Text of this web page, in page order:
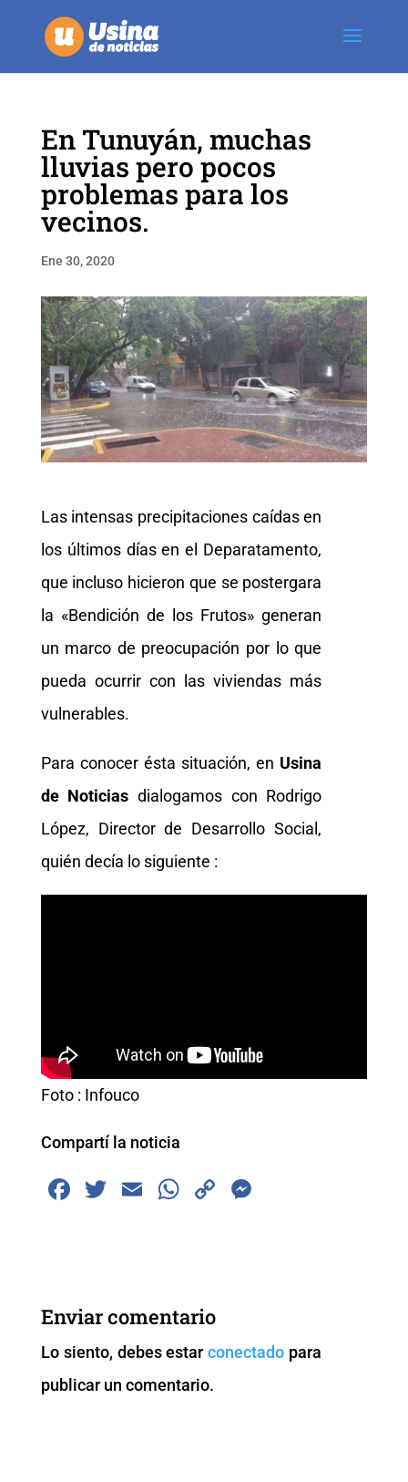
En Tunuyán, muchas
lluvias pero pocos
problemas para los
vecinos.
Ene 30, 2020
Las intensas precipitaciones caídas en
los últimos días en el Deparatamento,
que incluso hicieron que se postergara
la «Bendición de los Frutos» generan
un marco de preocupación por lo que
pueda ocurrir con las viviendas más
vulnerables.
Para conocer ésta situación, en Usina
de Noticias dialogamos con Rodrigo
López, Director de Desarrollo Social,
quién decía lo siguiente :
Foto : Infouco
Compartí la noticia
F
b
o
o
k
T
E
W
A
p
p
C
k
er
Enviar comentario
Lo siento, debes estarconectado para
publicar un comentario.